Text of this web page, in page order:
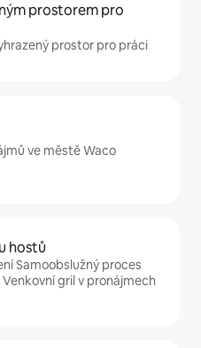
prostorem pro
prostor pro práci
ve městě Waco
hostů
Samoobslužný proces
gril v pronájmech